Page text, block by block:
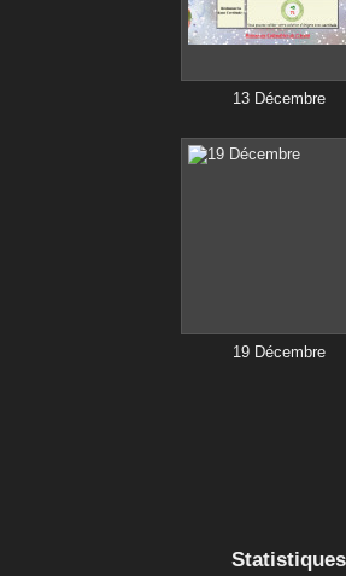
13 Décembre
19 Décembre
Statistiques